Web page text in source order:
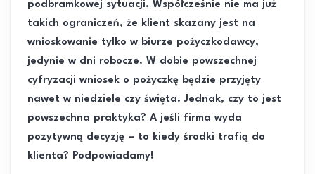
podbramkowej sytuacji. Współcześnie nie ma już
takich ograniczeń, że klient skazany jest na
wnioskowanie tylko w biurze pożyczkodawcy,
jedynie w dni robocze. W dobie powszechnej
cyfryzacji wniosek o pożyczkę będzie przyjęty
nawet w niedziele czy święta. Jednak, czy to jest
powszechna praktyka? A jeśli firma wyda
pozytywną decyzję – to kiedy środki trafią do
klienta? Podpowiadamy!